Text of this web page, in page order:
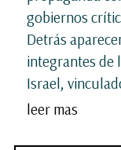
gobiernos
Detrás
integrantes de
Israel,
leer mas